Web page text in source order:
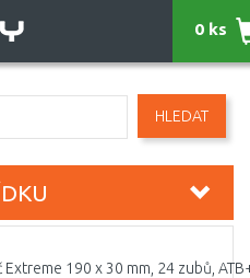
HLEDAT
0 ks
190 x 30 mm, 24 zubů,